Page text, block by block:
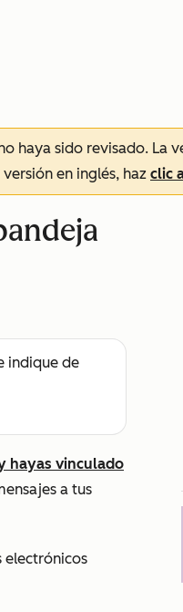
haya sido revisado. La
en inglés, haz clic
indique de
hayas vinculado
a tus
electrónicos